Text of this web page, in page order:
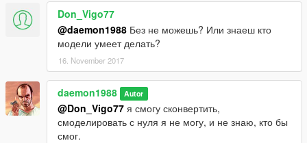
Don_Vigo77
@daemon1988 Без не можешь? Или знаеш кто
модели умеет делать?
16. November 2017
daemon1988 Autor
@Don_Vigo77 я смогу сконвертить,
смоделировать с нуля я не могу, и не знаю, кто бы
смог.